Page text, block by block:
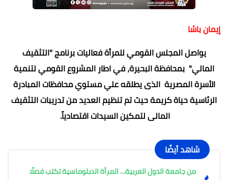
إيمان باشا
يواصل المجلس القومي للمرأة فعاليات برنامج "التثقيف
المالي" بمحافظة البحيرة، في اطار المشروع القومي لتنمية
الأسرة المصرية الذى يطلقه علي مستوي محافظات المبادرة
الرئاسية حياة كريمة حيث تم تنظيم العديد من تدريبات التثقيف
المالى لتمكين السيدات اقتصادياً.
شاهد أيضًا
من جامعة الدول العربية… المرأة الدبلوماسية تكتب فصلًا